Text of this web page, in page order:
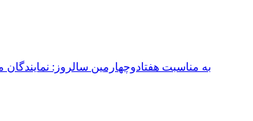
به مناسبت هفتادوچهارمین سالروز: نمایندگان مجلس زار می‌زدند/